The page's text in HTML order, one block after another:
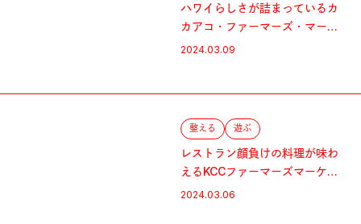
ハワイらしさが詰まっているカ
カアコ・ファーマーズ・マーケ
ット：ターザン的オアフ島ガイ
2024.03.09
整える 遊ぶ
レストラン顔負けの料理が味わ
えるKCCファーマーズマーケッ
ト：ターザン的オアフ島ガイド
2024.03.06